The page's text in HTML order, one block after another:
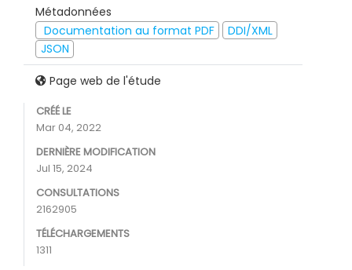
Métadonnées
Documentation au format PDF
DDI/XML
JSON
Page web de l'étude
CRÉÉ LE
Mar 04, 2022
DERNIÈRE MODIFICATION
Jul 15, 2024
CONSULTATIONS
2162905
TÉLÉCHARGEMENTS
1311